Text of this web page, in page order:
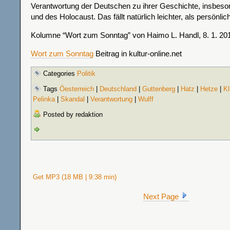
Verantwortung der Deutschen zu ihrer Geschichte,
und des Holocaust. Das fällt natürlich leichter, als
Kolumne “Wort zum Sonntag” von Haimo L. Handl, 8. 1.
Wort zum Sonntag Beitrag in kultur-online.net
Categories Politik
Tags Öesterreich Deutschland Guttenberg Hatz Hetze
Pelinka| Skandal Verantwortung
Wulff
Posted by redaktion
Get MP3 (18 MB | 9:38 min)
Next Page